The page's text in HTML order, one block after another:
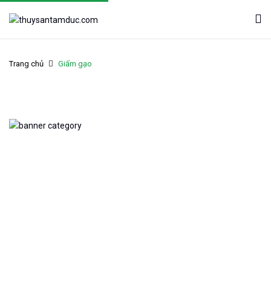
Trang chủ Giấm gạo